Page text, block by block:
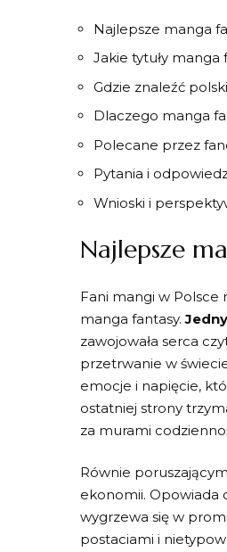
Najlepsze manga
Jakie tytuły
Gdzie znaleźć
Dlaczego ⁢manga
Polecane ⁣przez
Pytania i‍
Wnioski ‍i
Najlepsze
Fani mangi w Polsce⁢
manga fantasy.
zawojowała serca
przetrwanie⁣ w
emocje i napięcie,
ostatniej ​strony
⁤za⁢ murami
Równie
ekonomii.‍ Opowiada
wygrzewa się w
postaciami ‍i